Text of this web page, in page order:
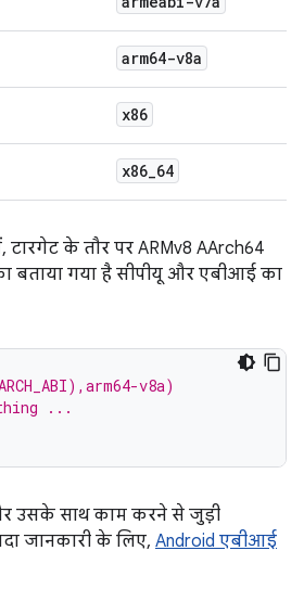
arm64-v8a
x86
x86_64
टारगेट के तौर पर ARMv8 AArch64
बताया गया है सीपीयू और एबीआई का
v8a)
...
उसके साथ काम करने से जुड़ी
जानकारी के लिए, Android एबीआई